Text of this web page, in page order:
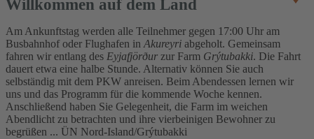
Willkommen auf dem Land
Am Ankunftstag werden alle Teilnehmer gegen 17:00 Uhr am
Busbahnhof oder Flughafen in Akureyri abgeholt. Gemeinsam
fahren wir entlang des Eyjafjörður zur Farm Grýtubakki. Die Fahrt
dauert etwa eine halbe Stunde. Alternativ können Sie auch
selbständig mit dem PKW anreisen. Beim Abendessen lernen wir
uns und das Programm für die kommende Woche kennen.
Anschließend haben Sie Gelegenheit, die Farm im weichen
Abendlicht zu betrachten und ihre vierbeinigen Bewohner zu
begrüßen ... ÜN Nord-Island/Grýtubakki